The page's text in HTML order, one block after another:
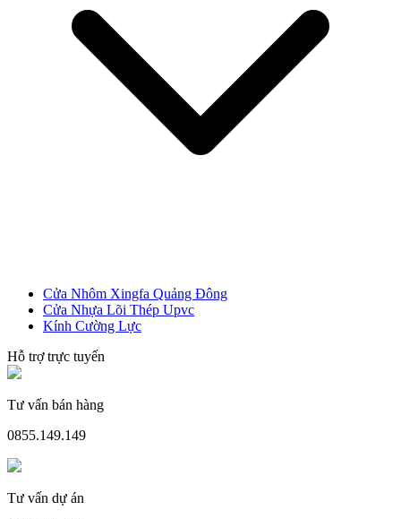
Cửa Nhôm Xingfa Quảng Đông
Cửa Nhựa Lõi Thép Upvc
Kính Cường Lực
Hỗ trợ trực tuyến
Tư vấn bán hàng
0855.149.149
Tư vấn dự án